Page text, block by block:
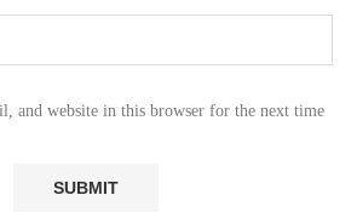
and website in this browser for the next time